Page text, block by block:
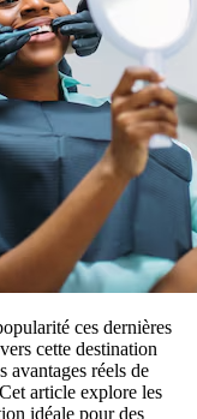
ces dernières
cette destination
avantages réels de
article explore les
idéale pour des